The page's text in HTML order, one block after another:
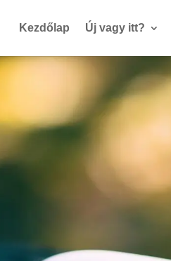
Kezdőlap Új vagy itt?
Péter